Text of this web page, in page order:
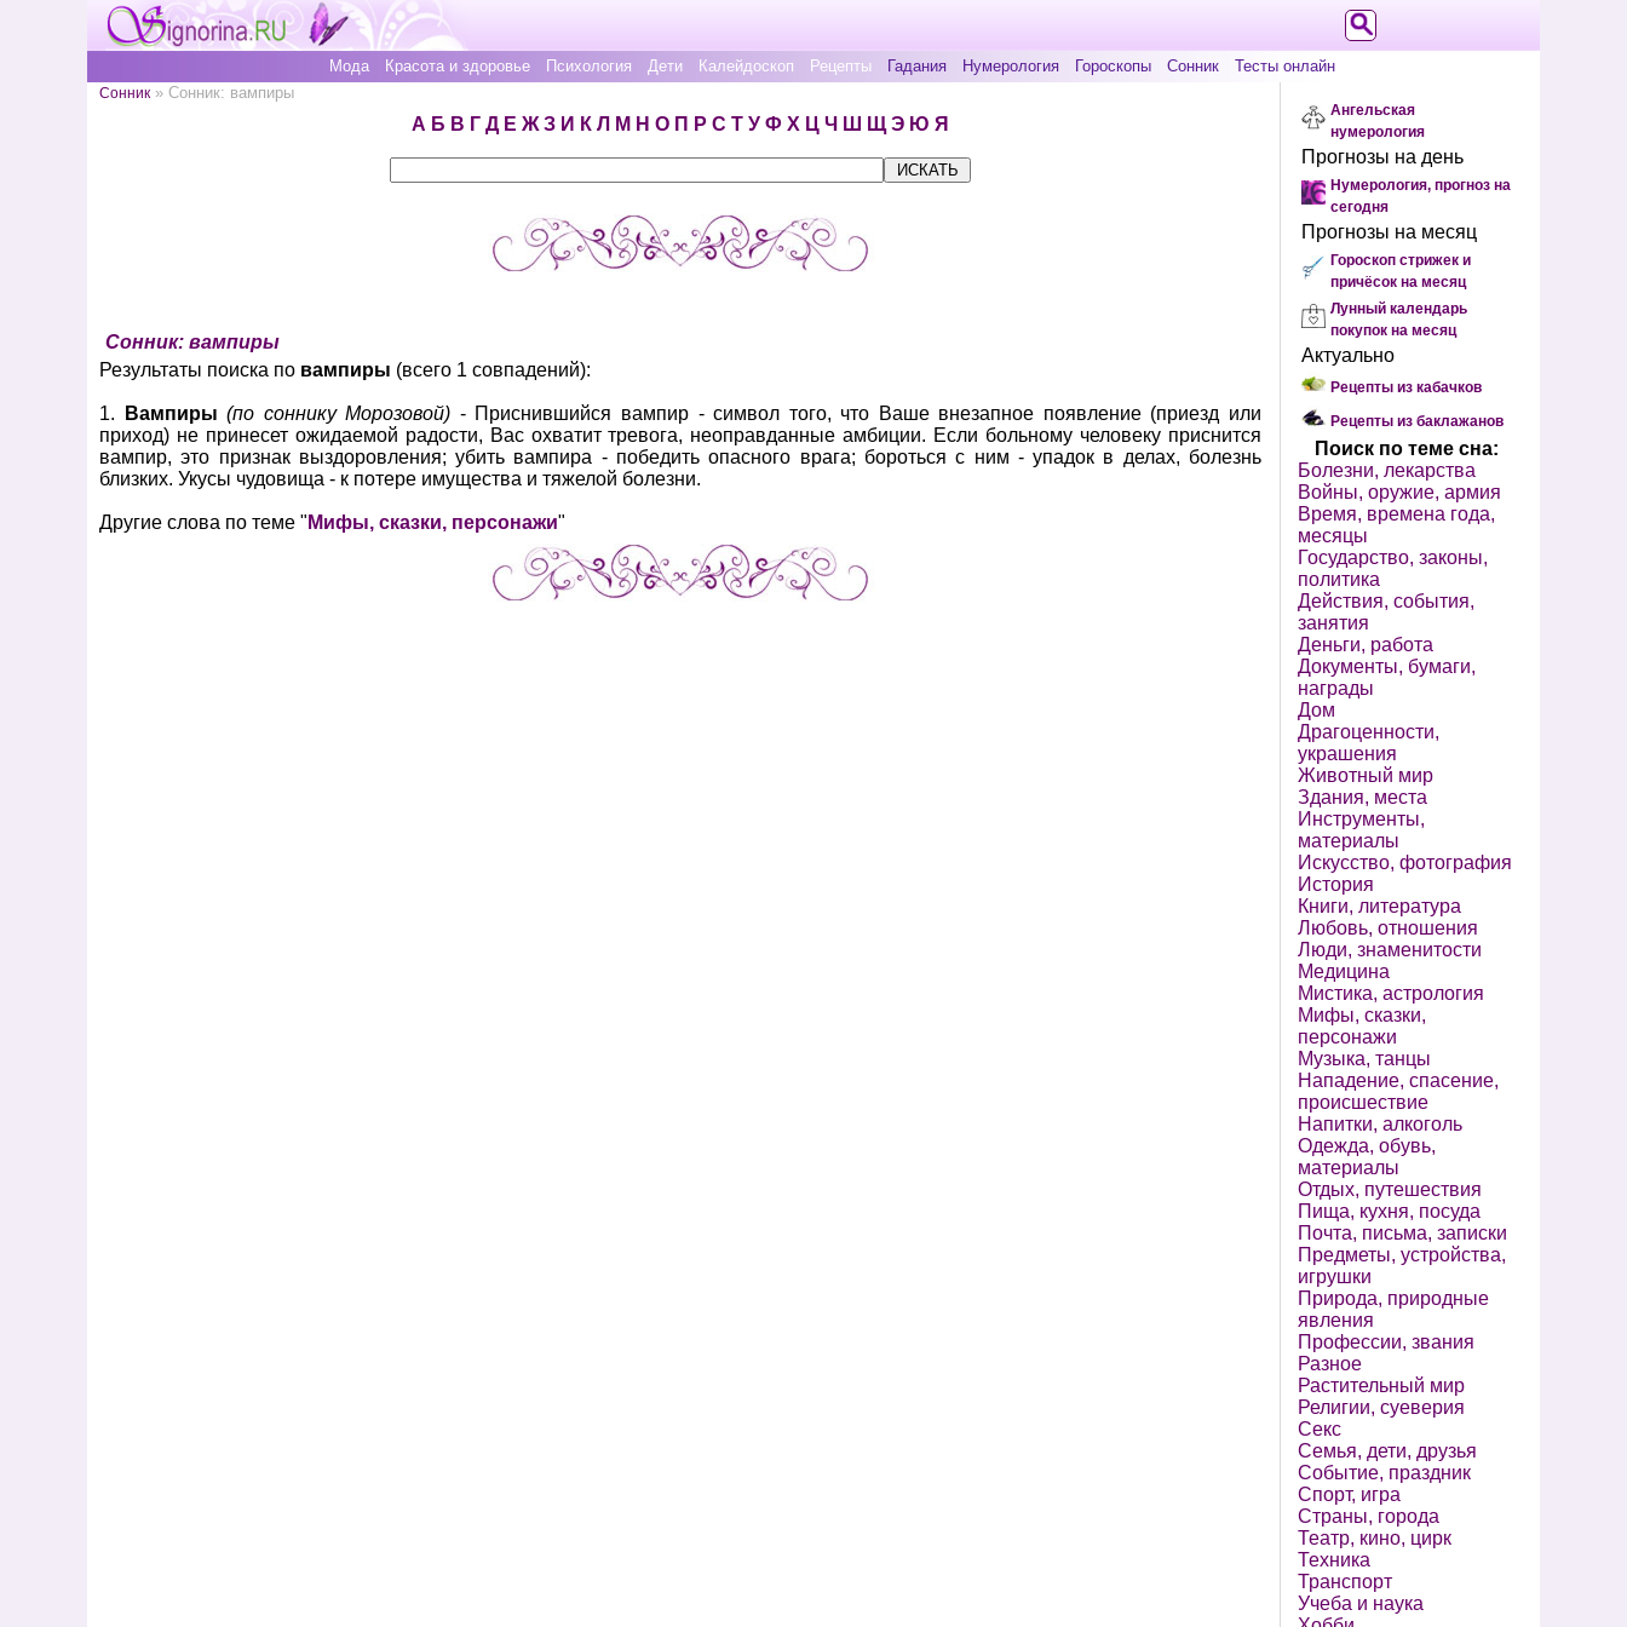
Мода Красота и здоровье Психология Дети Калейдоскоп Рецепты Гадания Нумерология Гороскопы Сонник Тесты онлайн
Сонник » Сонник: вампиры
А Б В Г Д Е Ж З И К Л М Н О П Р С Т У Ф Х Ц Ч Ш Щ Э Ю Я
Сонник: вампиры
Результаты поиска по вампиры (всего 1 совпадений):
1. Вампиры(по соннику Морозовой) - Приснившийся вампир - символ того, что Ваше внезапное появление (приезд или
приход) не принесет ожидаемой радости, Вас охватит тревога, неоправданные амбиции. Если больному человеку приснится
вампир, это признак выздоровления; убить вампира - победить опасного врага; бороться с ним - упадок в делах, болезнь
близких. Укусы чудовища - к потере имущества и тяжелой болезни.
Другие слова по теме " Мифы, сказки, персонажи"
Ангельская
нумерология
Прогнозы на день
Нумерология, прогноз на
сегодня
Прогнозы на месяц
Гороскоп стрижек и
причёсок на месяц
Лунный календарь
покупок на месяц
Актуально
Рецепты из кабачков
Рецепты из баклажанов
Поиск по теме сна:
Болезни, лекарства
Войны, оружие, армия
Время, времена года,
месяцы
Государство, законы,
политика
Действия, события,
занятия
Деньги, работа
Документы, бумаги,
награды
Дом
Драгоценности,
украшения
Животный мир
Здания, места
Инструменты,
материалы
Искусство, фотография
История
Книги, литература
Любовь, отношения
Люди, знаменитости
Медицина
Мистика, астрология
Мифы, сказки,
персонажи
Музыка, танцы
Нападение, спасение,
происшествие
Напитки, алкоголь
Одежда, обувь,
материалы
Отдых, путешествия
Пища, кухня, посуда
Почта, письма, записки
Предметы, устройства,
игрушки
Природа, природные
явления
Профессии, звания
Разное
Растительный мир
Религии, суеверия
Секс
Семья, дети, друзья
Событие, праздник
Спорт, игра
Страны, города
Театр, кино, цирк
Техника
Транспорт
Учеба и наука